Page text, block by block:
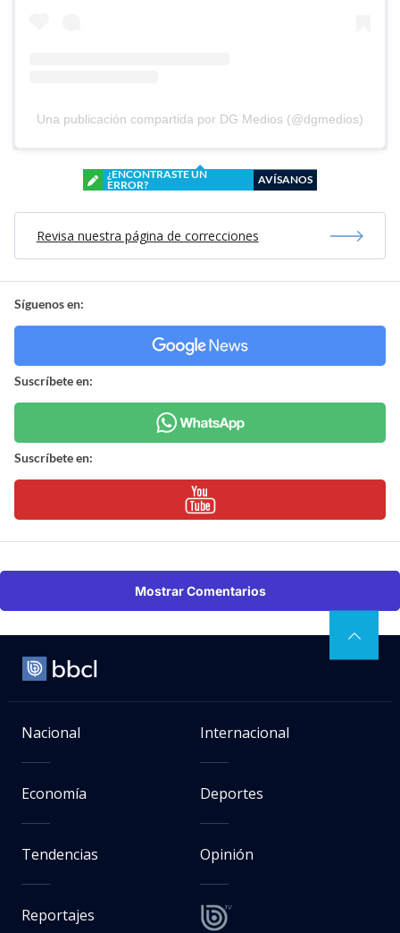
Una publicación compartida por DG Medios (@dgmedios)
¿ENCONTRASTE UN
ERROR?
AVÍSANOS
Revisa nuestra página de correcciones
Síguenos en:
Suscríbete en:
Suscríbete en:
Mostrar Comentarios
Nacional Internacional
Economía Deportes
Tendencias Opinión
Reportajes